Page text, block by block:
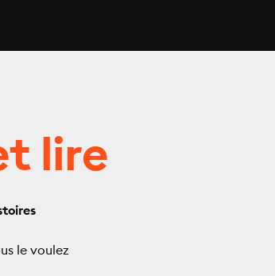
lire
le voulez